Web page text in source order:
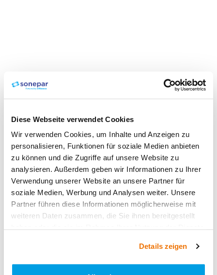
Diese Webseite verwendet Cookies
Wir verwenden Cookies, um Inhalte und Anzeigen zu
personalisieren, Funktionen für soziale Medien anbieten
zu können und die Zugriffe auf unsere Website zu
analysieren. Außerdem geben wir Informationen zu Ihrer
Verwendung unserer Website an unsere Partner für
soziale Medien, Werbung und Analysen weiter. Unsere
Partner führen diese Informationen möglicherweise mit
weiteren Daten zusammen, die Sie ihnen bereitgestellt
Details zeigen